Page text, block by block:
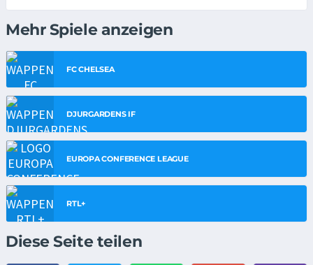
Mehr Spiele anzeigen
FC CHELSEA
DJURGARDENS IF
EUROPA CONFERENCE LEAGUE
RTL+
Diese Seite teilen